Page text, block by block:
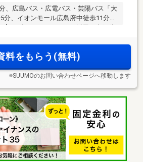
、広島バス・広電バス・芸陽バス「大
分、イオンモール広島府中徒歩11分
始動。
料をもらう(無料)
※SUUMOのお問い合わせページへ移動します